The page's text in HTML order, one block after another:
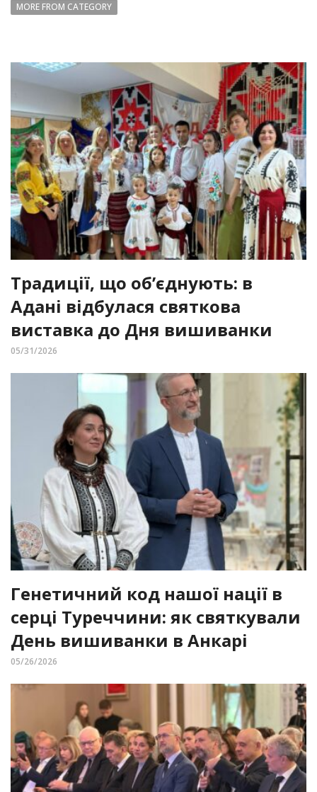
MORE FROM CATEGORY
Традиції, що об’єднують: в
Адані відбулася святкова
виставка до Дня вишиванки
05/31/2026
Генетичний код нашої нації в
серці Туреччини: як святкували
День вишиванки в Анкарі
05/26/2026